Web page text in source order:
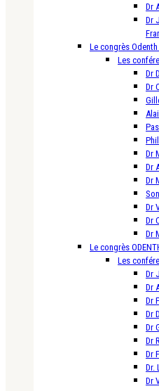
Dr
Dr
Le congrès Odenth
Les
Dr
Dr
Dr
Dr
Dr
Dr
Dr
Dr
Le congrès
Les
Dr
Dr
Dr
Dr
Dr
Dr
Dr
Dr.
Dr